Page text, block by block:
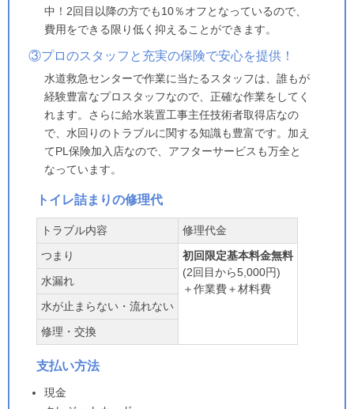
中！2回目以降の方でも10％オフとなっているので、
費用をできる限り低く抑えることができます。
③プロのスタッフと充実の保険で安心を提供！
水道救急センターで作業に当たるスタッフは、誰もが
経験豊富なプロスタッフなので、正確な作業をしてく
れます。さらに給水装置工事主任技術者取得店なの
で、水回りのトラブルに関する知識も豊富です。加え
てPL保険加入店なので、アフターサービスも万全と
なっています。
トイレ詰まりの修理代
トラブル内容
修理代金
つまり
初回限定基本料金無料
(2回目から5,000円)
＋作業費＋材料費
水漏れ
水が止まらない・流れない
修理・交換
支払い方法
現金